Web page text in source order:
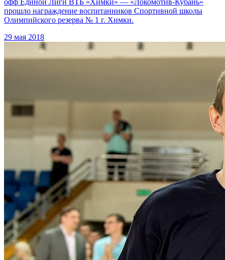
офф Единой Лиги ВТБ «Химки» — «Локомотив-Кубань»
прошло награждение воспитанников Спортивной школы
Олимпийского резерва № 1 г. Химки.
29 мая 2018